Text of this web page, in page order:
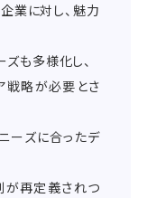
業に対し、魅力
ズも多様化し、
戦略が必要とさ
ーズに合ったデ
が再定義されつ